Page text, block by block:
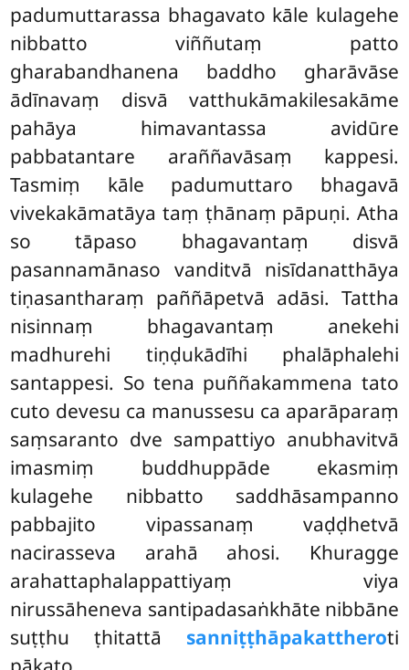
padumuttarassa bhagavato kāle kulagehe
nibbatto viññutaṃ patto
gharabandhanena baddho gharāvāse
ādīnavaṃ disvā vatthukāmakilesakāme
pahāya himavantassa avidūre
pabbatantare araññavāsaṃ kappesi.
Tasmiṃ kāle padumuttaro bhagavā
vivekakāmatāya taṃ ṭhānaṃ pāpuṇi. Atha
so tāpaso bhagavantaṃ disvā
pasannamānaso vanditvā nisīdanatthāya
tiṇasantharaṃ paññāpetvā adāsi. Tattha
nisinnaṃ bhagavantaṃ anekehi
madhurehi tiṇḍukādīhi phalāphalehi
santappesi. So tena puññakammena tato
cuto devesu ca manussesu ca aparāparaṃ
saṃsaranto dve sampattiyo anubhavitvā
imasmiṃ buddhuppāde ekasmiṃ
kulagehe nibbatto saddhāsampanno
pabbajito vipassanaṃ vaḍḍhetvā
nacirasseva arahā ahosi. Khuragge
arahattaphalappattiyaṃ viya
nirussāheneva santipadasaṅkhāte nibbāne
suṭṭhu ṭhitattā sanniṭṭhāpakattheroti